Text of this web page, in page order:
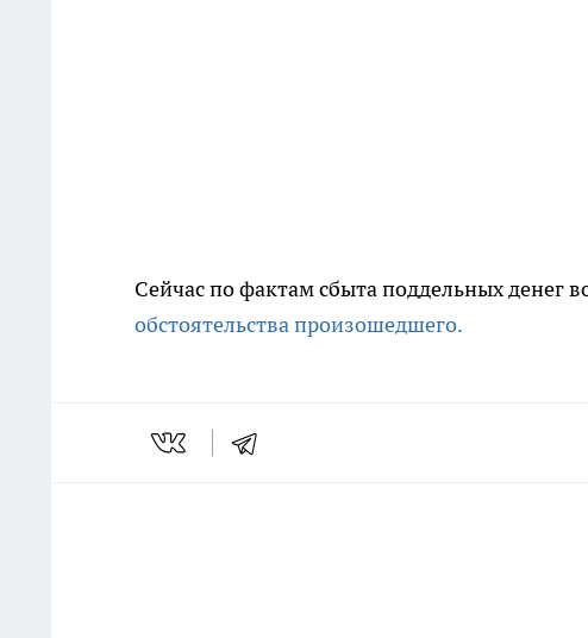
Сейчас по фактам сбыта поддельных денег
обстоятельства произошедшего.